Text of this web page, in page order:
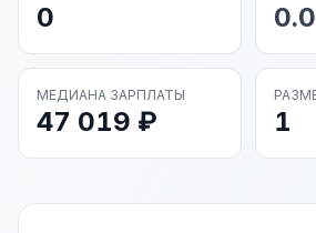
0
МЕДИАНА ЗАРПЛАТЫ
47 019 ₽ 1